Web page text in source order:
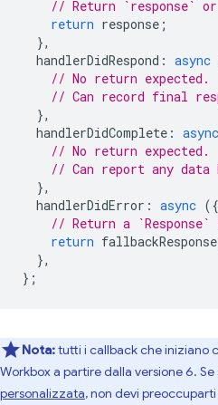
// Return `response`
return response ;
},
handlerDidRespond : async
// No return expected.
// Can record final
},
handlerDidComplete : async
// No return expected.
// Can report any data
},
handlerDidError : async ({
// Return a
return fallbackResponse
},
};
Nota:tutti i callback che iniziano
Workbox a partire dalla versione 6.
personalizzata, non devi